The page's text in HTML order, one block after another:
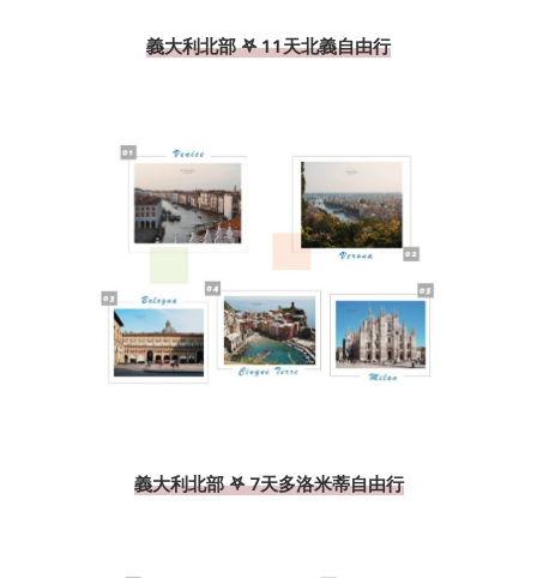
義大利北部 𖤐 11天北義自由行
義大利北部 𖤐 7天多洛米蒂自由行